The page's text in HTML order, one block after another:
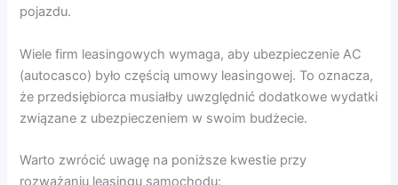
pojazdu.
Wiele firm leasingowych wymaga, aby ubezpieczenie AC
(autocasco) było częścią umowy leasingowej. To oznacza,
że przedsiębiorca musiałby uwzględnić dodatkowe wydatki
związane z ubezpieczeniem w swoim budżecie.
Warto zwrócić uwagę na poniższe kwestie przy
rozważaniu leasingu samochodu: